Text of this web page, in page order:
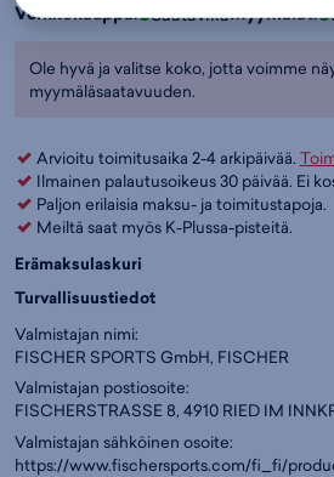
Verkkokauppa: SaatavillaMyymälät:
Ole hyvä ja valitse koko, jotta voimme
myymäläsaatavuuden.
Arvioitu toimitusaika 2-4 arkipäivää.
Ilmainen palautusoikeus 30 päivää. Ei
Paljon erilaisia maksu- ja toimitustapoja.
Meiltä saat myös K-Plussa-pisteitä.
Erämaksulaskuri
Turvallisuustiedot
Valmistajan nimi:
FISCHER SPORTS GmbH, FISCHER
Valmistajan postiosoite:
FISCHERSTRASSE 8, 4910 RIED IM
Valmistajan sähköinen osoite:
https://www.fischersports.com/fi_fi/